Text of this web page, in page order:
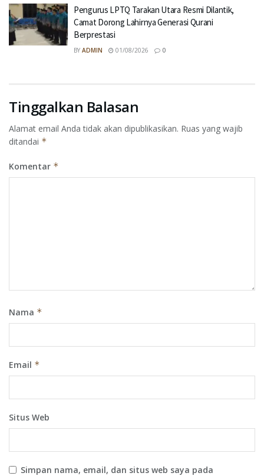
Pengurus LPTQ Tarakan Utara Resmi Dilantik,
Camat Dorong Lahirnya Generasi Qurani
Berprestasi
BY ADMIN 01/08/2026 0
Tinggalkan Balasan
Alamat email Anda tidak akan dipublikasikan. Ruas yang wajib
ditandai *
Komentar *
Nama *
Email *
Situs Web
Simpan nama, email, dan situs web saya pada